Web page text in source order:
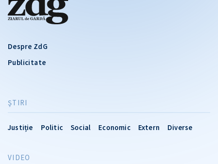
Despre ZdG
Publicitate
ŞTIRI
Justiție Politic Social Economic Extern Diverse
VIDEO